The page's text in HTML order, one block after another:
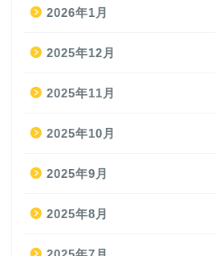
2026年1月
2025年12月
2025年11月
2025年10月
2025年9月
2025年8月